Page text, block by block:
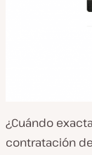
¿Cuándo
contratación